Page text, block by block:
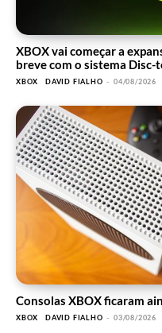
XBOX vai começar a
breve com o sistema
XBOX DAVID FIALHO - 04/08/2026
Consolas XBOX ficaram
XBOX DAVID FIALHO - 03/08/2026